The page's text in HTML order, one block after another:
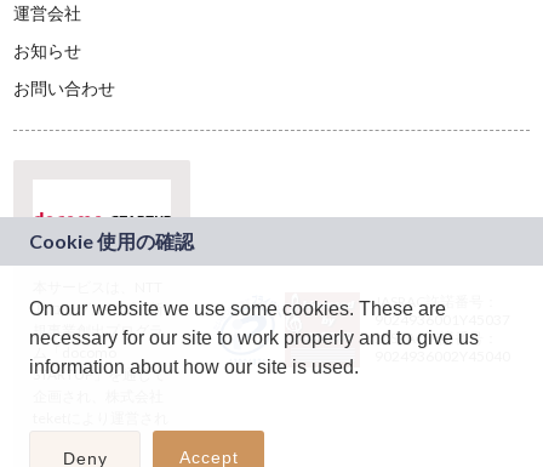
On our website we use some cookies. These are
necessary for our site to work properly and to give us
information about how our site is used.
Deny Accept
運営会社
お知らせ
お問い合わせ
ドコモグループの新
規事業創出プログラ
ム「docomo
STARTUP」を通じて
JASRAC許諾番号：
9024936001Y45037
JASRAC許諾番号：